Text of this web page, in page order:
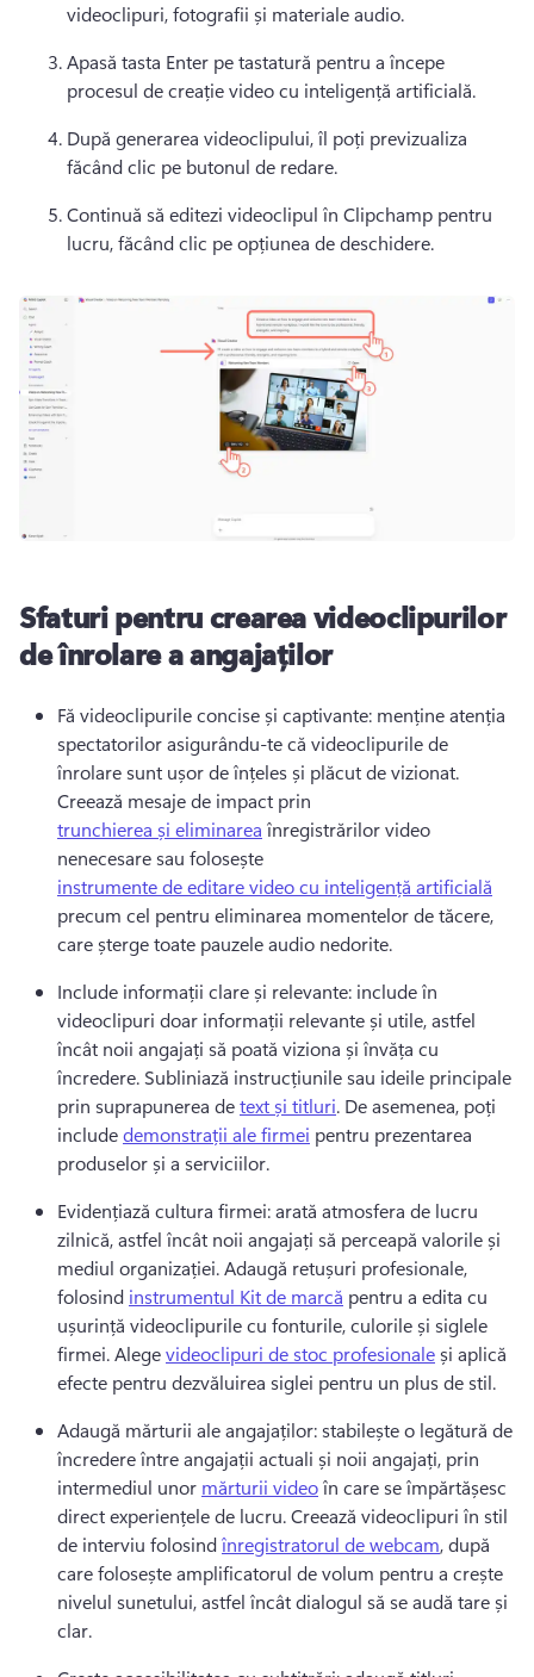
videoclipuri, fotografii și materiale audio.
Apasă tasta Enter pe tastatură pentru a începe
procesul de creație video cu inteligență artificială.
După generarea videoclipului, îl poți previzualiza
făcând clic pe butonul de redare.
Continuă să editezi videoclipul în Clipchamp pentru
lucru, făcând clic pe opțiunea de deschidere.
Sfaturi pentru crearea videoclipurilor
de înrolare a angajaților
Fă videoclipurile concise și captivante: menține atenția
spectatorilor asigurându-te că videoclipurile de
Creează mesaje de impact prin
trunchierea și eliminarea înregistrărilor video
nenecesare sau folosește
instrumente de editare video cu inteligență artificială
precum cel pentru eliminarea momentelor de tăcere,
care șterge toate pauzele audio nedorite.
Include informații clare și relevante: include în
videoclipuri doar informații relevante și utile, astfel
încât noii angajați să poată viziona și învăța cu
încredere. Subliniază instrucțiunile sau ideile principale
prin suprapunerea de text și titluri. De asemenea, poți
include demonstrații ale firmei pentru prezentarea
produselor și a serviciilor.
Evidențiază cultura firmei: arată atmosfera de lucru
zilnică, astfel încât noii angajați să perceapă valorile și
mediul organizației. Adaugă retușuri profesionale,
folosind instrumentul Kit de marcă pentru a edita cu
ușurință videoclipurile cu fonturile, culorile și siglele
firmei. Alege videoclipuri de stoc profesionale
efecte pentru dezvăluirea siglei pentru un plus de stil.
Adaugă mărturii ale angajaților: stabilește o legătură de
încredere între angajații actuali și noii angajați, prin
intermediul unor mărturii video în care se împărtășesc
direct experiențele de lucru. Creează videoclipuri în stil
de interviu folosind înregistratorul de webcam, după
care folosește amplificatorul de volum pentru a crește
nivelul sunetului, astfel încât dialogul să se audă tare și
clar.